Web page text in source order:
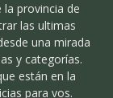
la provincia de
las ultimas
una mirada
y categorías.
están en la
para vos.